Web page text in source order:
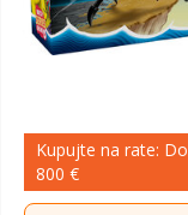
Kupujte na rate: Do
800 €